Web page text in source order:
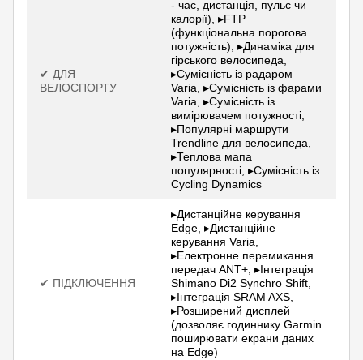
✔ ДЛЯ
ВЕЛОСПОРТУ
- час, дистанція, пульс чи
калорії), ▸FTP
(функціональна порогова
потужність), ▸Динаміка для
гірського велосипеда,
▸Сумісність із радаром
Varia, ▸Сумісність із фарами
Varia, ▸Сумісність із
вимірювачем потужності,
▸Популярні маршрути
Trendline для велосипеда,
▸Теплова мапа
популярності, ▸Сумісність із
Cycling Dynamics
✔ ПІДКЛЮЧЕННЯ
▸Дистанційне керування
Edge, ▸Дистанційне
керування Varia,
▸Електронне перемикання
передач ANT+, ▸Інтеграція
Shimano Di2 Synchro Shift,
▸Інтеграція SRAM AXS,
▸Розширений дисплей
(дозволяє годиннику Garmin
поширювати екрани даних
на Edge)